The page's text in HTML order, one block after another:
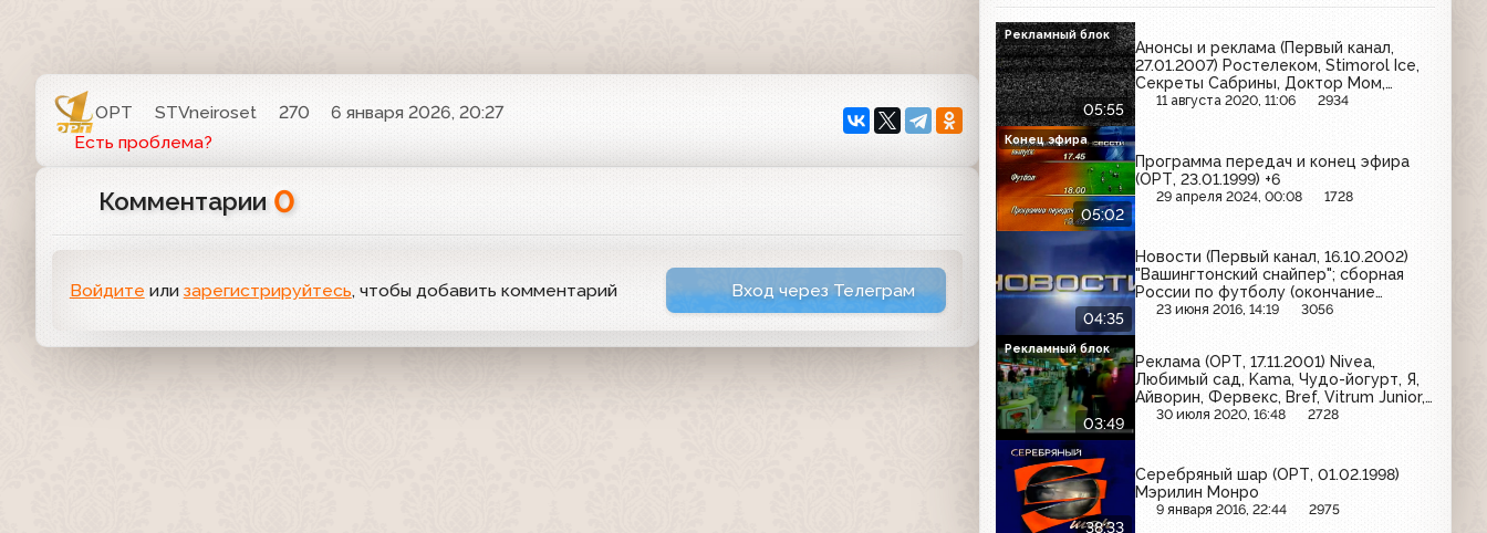
ОРТ STVneiroset 270
6 января 2026, 20:27
Есть проблема?
Комментарии 0
Войдите или зарегистрируйтесь, чтобы добавить комментарий Вход через Телеграм
05:55
Анонсы и реклама (Первый канал,
27.01.2007) Ростелеком, Stimorol Ice,
Секреты Сабрины, Доктор Мом,
Прелесть, Blend-a-med, Русское море
11 августа 2020, 11:06 2934
Рекламный блок
05:02
Программа передач и конец эфира
(ОРТ, 23.01.1999) +6
29 апреля 2024, 00:08 1728
Конец эфира
04:35
Новости (Первый канал, 16.10.2002)
"Вашингтонский снайпер"; сборная
России по футболу (окончание
выпуска)
23 июня 2016, 14:19 3056
03:49
Реклама (ОРТ, 17.11.2001) Nivea,
Любимый сад, Kama, Чудо-йогурт, Я,
Айворин, Фервекс, Bref, Vitrum Junior,
L'Oreal, Патра, Витамины Лайнуса
30 июля 2020, 16:48 2728
Рекламный блок
38:33
Серебряный шар (ОРТ, 01.02.1998)
Мэрилин Монро
9 января 2016, 22:44 2975